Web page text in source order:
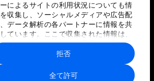
によるサイトの利用状況についても情
収集し、ソーシャルメディアや広告配
データ解析の各パートナーに情報を共
ています。ここで収集された情報は、
ーザーが各パートナーに提供した他の情
各パートナーのサービスを使用した際
収集された情報と組み合わされ、各パー
ーによって使用されることがありま
全て許可
拒否